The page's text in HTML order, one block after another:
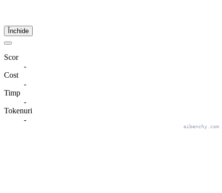
Închide
Scor
-
Cost
-
Timp
-
Tokenuri
-